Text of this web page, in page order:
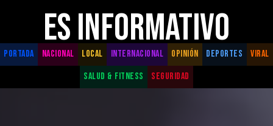
ES INFORMATIVO
PORTADA NACIONAL LOCAL INTERNACIONAL OPINIÓN DEPORTES
VIRAL
SALUD & FITNESS
SEGURIDAD